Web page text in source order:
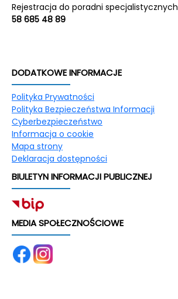
Rejestracja do poradni specjalistycznych
58 685 48 89
DODATKOWE INFORMACJE
Polityka Prywatności
Polityka Bezpieczeństwa Informacji
Cyberbezpieczeństwo
Informacja o cookie
Mapa strony
Deklaracja dostępności
BIULETYN INFORMACJI PUBLICZNEJ
MEDIA SPOŁECZNOŚCIOWE